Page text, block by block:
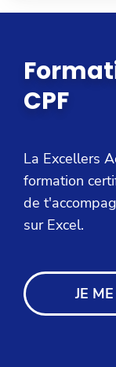
CPF
La Excellers
formation
de
sur Excel.
JE